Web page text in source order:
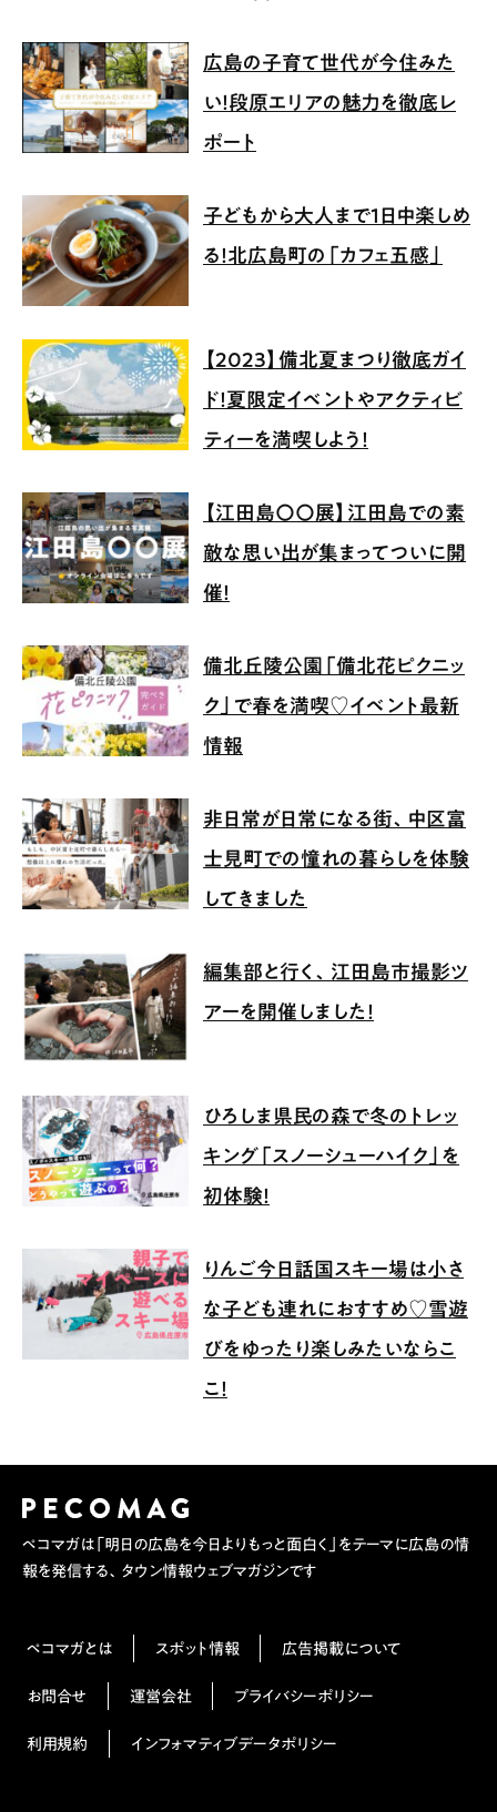
広島の子育て世代が今住みた
い！段原エリアの魅力を徹底レ
ポート
子どもから大人まで1日中楽しめ
る！北広島町の「カフェ五感」
【2023】備北夏まつり徹底ガイ
ド！夏限定イベントやアクティビ
ティーを満喫しよう！
【江田島〇〇展】江田島での素
敵な思い出が集まってついに開
催！
備北丘陵公園「備北花ピクニッ
ク」で春を満喫♡イベント最新
情報
非日常が日常になる街、中区富
士見町での憧れの暮らしを体験
してきました
編集部と行く、江田島市撮影ツ
アーを開催しました！
ひろしま県民の森で冬のトレッ
キング「スノーシューハイク」を
初体験！
りんご今日話国スキー場は小さ
な子ども連れにおすすめ♡雪遊
びをゆったり楽しみたいならこ
こ！
ペコマガは「明日の広島を今日よりもっと面白く」をテーマに広島の情
報を発信する、タウン情報ウェブマガジンです
ペコマガとは スポット情報 広告掲載について
お問合せ 運営会社 プライバシーポリシー
利用規約 インフォマティブデータポリシー